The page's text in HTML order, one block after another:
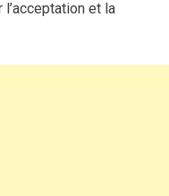
et la